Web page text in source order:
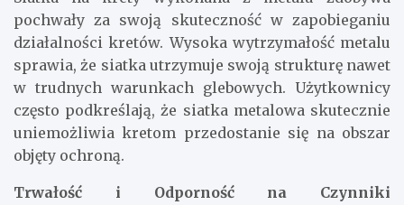
pochwały za swoją skuteczność w zapobieganiu
działalności kretów. Wysoka wytrzymałość metalu
sprawia, że siatka utrzymuje swoją strukturę nawet
w trudnych warunkach glebowych. Użytkownicy
często podkreślają, że siatka metalowa skutecznie
uniemożliwia kretom przedostanie się na obszar
objęty ochroną.
Trwałość i Odporność na Czynniki